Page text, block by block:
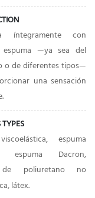
íntegramente con
—ya sea del
o de diferentes tipos—
una sensación
espuma
espuma Dacron,
de poliuretano no
látex.